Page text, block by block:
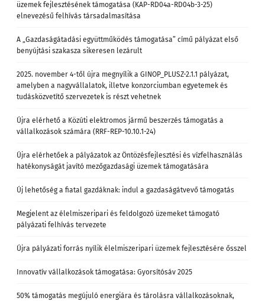
üzemek fejlesztésének támogatása (KAP-RD04a-RD04b-3-25)
elnevezésű felhívás társadalmasítása
A „Gazdaságátadási együttműködés támogatása” című pályázat első
benyújtási szakasza sikeresen lezárult
2025. november 4-től újra megnyílik a GINOP_PLUSZ-2.1.1 pályázat,
amelyben a nagyvállalatok, illetve konzorciumban egyetemek és
tudásközvetítő szervezetek is részt vehetnek
Újra elérhető a Közúti elektromos jármű beszerzés támogatás a
vállalkozások számára (RRF-REP-10.10.1-24)
Újra elérhetőek a pályázatok az Öntözésfejlesztési és vízfelhasználás
hatékonyságát javító mezőgazdasági üzemek támogatására
Új lehetőség a fiatal gazdáknak: indul a gazdaságátvevő támogatás
Megjelent az élelmiszeripari és feldolgozó üzemeket támogató
pályázati felhívás tervezete
Újra pályázati forrás nyílik élelmiszeripari üzemek fejlesztésére ősszel
Innovatív vállalkozások támogatása: Gyorsítósáv 2025
50% támogatás megújuló energiára és tárolásra vállalkozásoknak,